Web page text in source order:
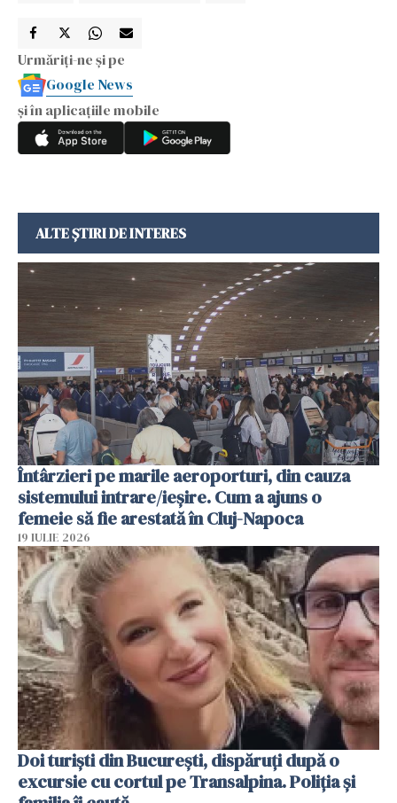
Urmăriți-ne și pe
Google News
și în aplicațiile mobile
ALTE ȘTIRI DE INTERES
Întârzieri pe marile aeroporturi, din cauza
sistemului intrare/ieșire. Cum a ajuns o
femeie să fie arestată în Cluj-Napoca
19 IULIE 2026
Doi turiști din București, dispăruți după o
excursie cu cortul pe Transalpina. Poliția și